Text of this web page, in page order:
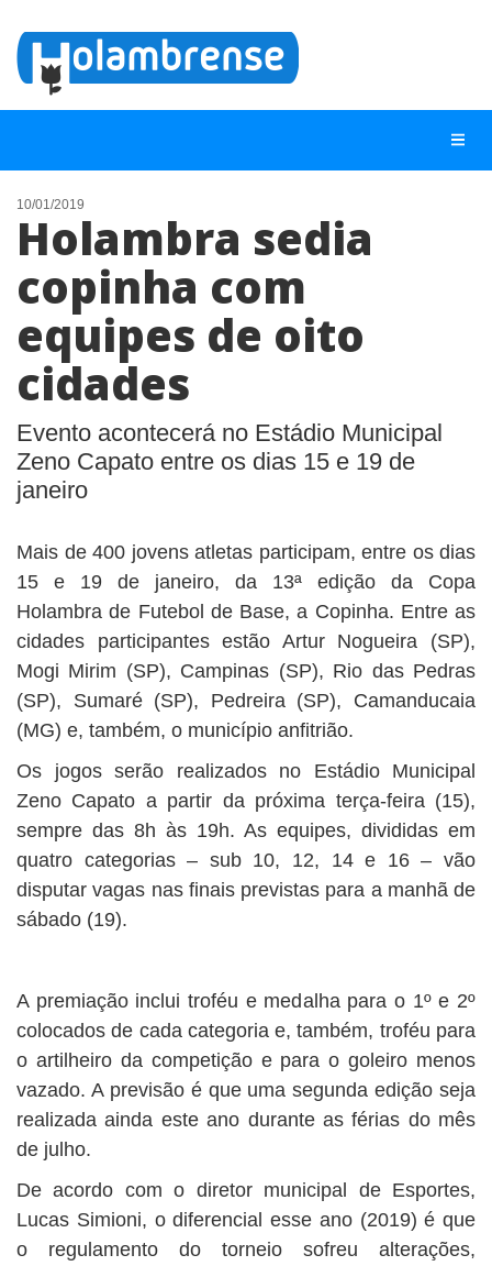
NOTÍCIAS
LISTA DIGITAL
TELEFONES ÚTEIS
CONTATO
ANUNCIE
BUSCAR
10/01/2019
Holambra sedia
copinha com
equipes de oito
cidades
Evento acontecerá no Estádio Municipal
Zeno Capato entre os dias 15 e 19 de
janeiro
Mais de 400 jovens atletas participam, entre os dias
15 e 19 de janeiro, da 13ª edição da Copa
Holambra de Futebol de Base, a Copinha. Entre as
cidades participantes estão Artur Nogueira (SP),
Mogi Mirim (SP), Campinas (SP), Rio das Pedras
(SP), Sumaré (SP), Pedreira (SP), Camanducaia
(MG) e, também, o município anfitrião.
Os jogos serão realizados no Estádio Municipal
Zeno Capato a partir da próxima terça-feira (15),
sempre das 8h às 19h. As equipes, divididas em
quatro categorias – sub 10, 12, 14 e 16 – vão
disputar vagas nas finais previstas para a manhã de
sábado (19).
A premiação inclui troféu e medalha para o 1º e 2º
colocados de cada categoria e, também, troféu para
o artilheiro da competição e para o goleiro menos
vazado. A previsão é que uma segunda edição seja
realizada ainda este ano durante as férias do mês
de julho.
De acordo com o diretor municipal de Esportes,
Lucas Simioni, o diferencial esse ano (2019) é que
o regulamento do torneio sofreu alterações,